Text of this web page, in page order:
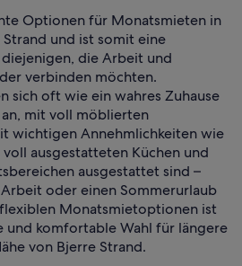
Optionen für Monatsmieten in
und ist somit eine
die Arbeit und
verbinden möchten.
sich oft wie ein wahres Zuhause
mit voll möblierten
wichtigen Annehmlichkeiten wie
ausgestatteten Küchen und
ausgestattet sind –
oder einen Sommerurlaub
Monatsmietoptionen ist
und komfortable Wahl für längere
von Bjerre Strand.